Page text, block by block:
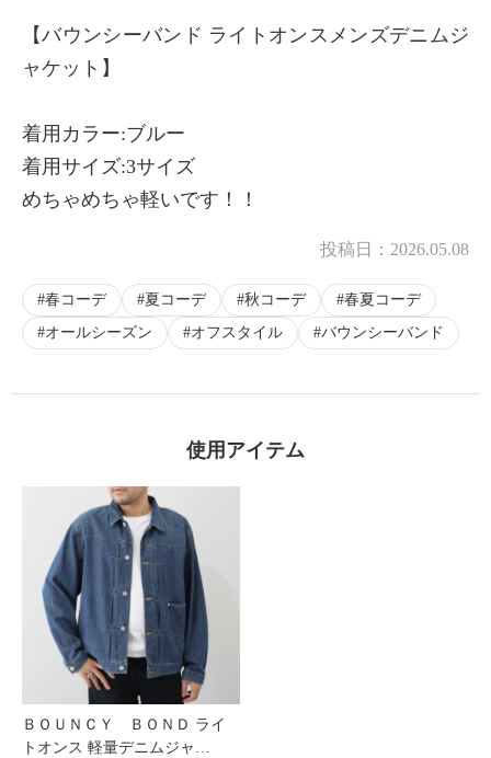
【バウンシーバンド ライトオンスメンズデニムジ
ャケット】
着用カラー:ブルー
着用サイズ:3サイズ
めちゃめちゃ軽いです！！
投稿日： 2026.05.08
春コーデ 夏コーデ 秋コーデ
春夏コーデ
オールシーズン
オフスタイル バウンシーバンド
使用アイテム
ＢＯＵＮＣＹ ＢＯＮＤ ライ
トオンス 軽量デニムジャ…